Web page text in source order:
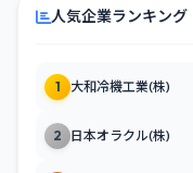
人気企業ランキング
1 大和冷機工業(株)
2 日本オラクル(株)